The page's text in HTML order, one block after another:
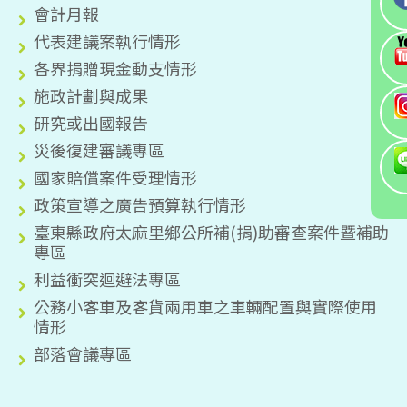
會計月報
代表建議案執行情形
各界捐贈現金動支情形
施政計劃與成果
研究或出國報告
災後復建審議專區
國家賠償案件受理情形
政策宣導之廣告預算執行情形
臺東縣政府太麻里鄉公所補(捐)助審查案件暨補助
專區
利益衝突迴避法專區
公務小客車及客貨兩用車之車輛配置與實際使用
情形
部落會議專區